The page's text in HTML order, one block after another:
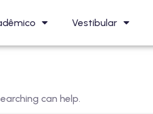
Vestibular
can help.